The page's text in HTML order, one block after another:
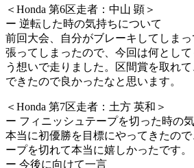
＜Honda 第6区走者：中山 顕＞
ー 逆転した時の気持ちについて
前回大会、自分がブレーキしてしま
張ってしまったので、今回は何とし
う想いで走りました。区間賞を取れ
できたので良かったなと思います。
＜Honda 第7区走者：土方 英和＞
ー フィニッシュテープを切った時の
本当に初優勝を目標にやってきたの
ープを切れて本当に嬉しかったです。
ー 今後に向けて一言